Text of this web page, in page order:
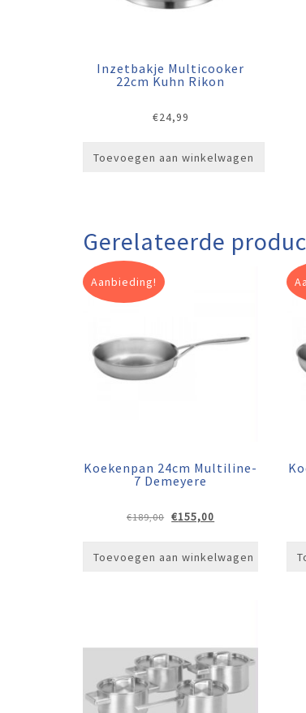
Inzetbakje Multicooker
22cm Kuhn Rikon
€24,99
Toevoegen aan winkelwagen
Gerelateerde
Aanbieding!
Koekenpan 24cm Multiline-
7 Demeyere
€189,00 Oorspronkelijke
€189,00.
€155,00
€155,00.
Toevoegen aan winkelwagen